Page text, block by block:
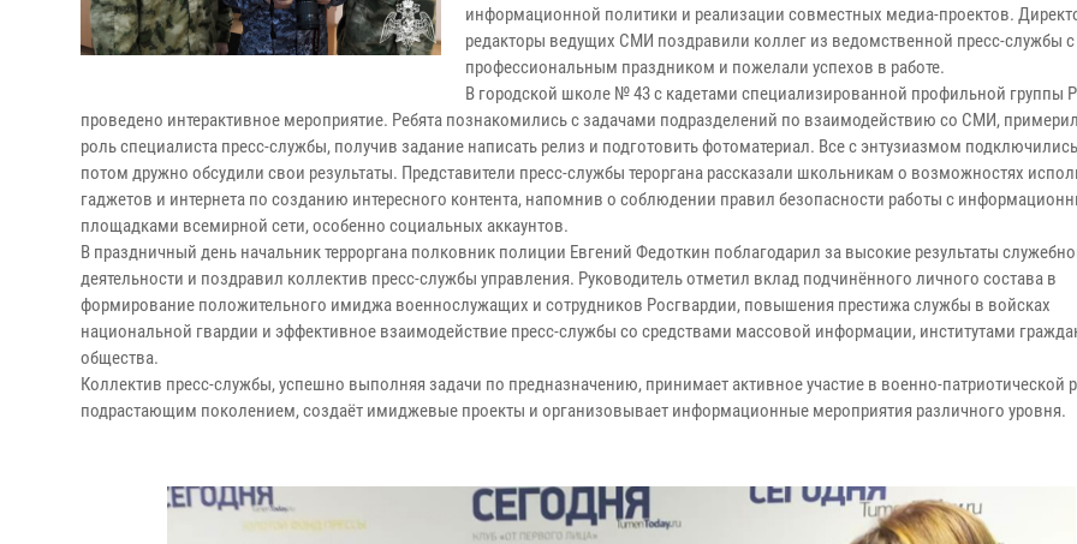
информационной политики и реализации совместных медиа-проектов.
редакторы ведущих СМИ поздравили коллег из ведомственной пресс-службы с
профессиональным праздником и пожелали успехов в работе.
В городской школе № 43 с кадетами специализированной профильной группы
проведено интерактивное мероприятие. Ребята познакомились с задачами подразделений по взаимодействию со СМИ,
роль специалиста пресс-службы, получив задание написать релиз и подготовить фотоматериал. Все с энтузиазмом
потом дружно обсудили свои результаты. Представители пресс-службы тероргана рассказали школьникам о возможностях
гаджетов и интернета по созданию интересного контента, напомнив о соблюдении правил безопасности работы с
площадками всемирной сети, особенно социальных аккаунтов.
В праздничный день начальник терроргана полковник полиции Евгений Федоткин поблагодарил за высокие результаты
деятельности и поздравил коллектив пресс-службы управления. Руководитель отметил вклад подчинённого личного состава в
формирование положительного имиджа военнослужащих и сотрудников Росгвардии, повышения престижа службы в войсках
национальной гвардии и эффективное взаимодействие пресс-службы со средствами массовой информации, институтами
общества.
Коллектив пресс-службы, успешно выполняя задачи по предназначению, принимает активное участие в военно-патриотической
подрастающим поколением, создаёт имиджевые проекты и организовывает информационные мероприятия различного уровня.